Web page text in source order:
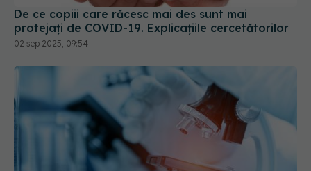
02 sep 2025, 09:54